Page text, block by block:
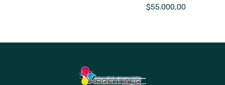
$55.000,00